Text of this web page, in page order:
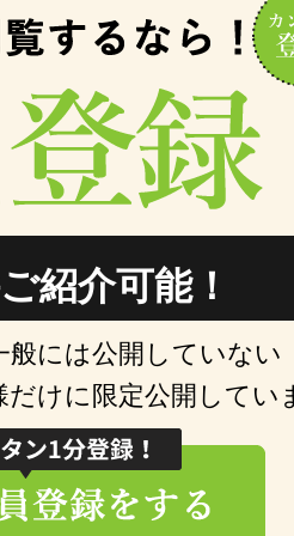
紹介可能！
般には公開していない
だけに限定公開してい